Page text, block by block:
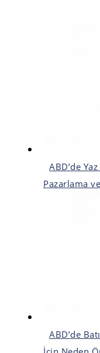
ABD’de
Pazarlama
ABD’de